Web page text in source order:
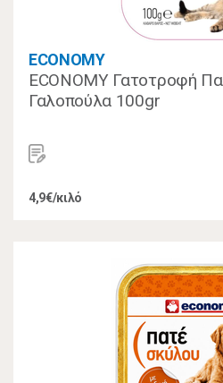
ECONOMY
ECONOMY Γατοτροφή
Γαλοπούλα 100gr
4,9€/κιλό